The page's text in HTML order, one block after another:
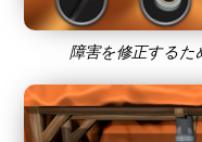
障害を修正するた